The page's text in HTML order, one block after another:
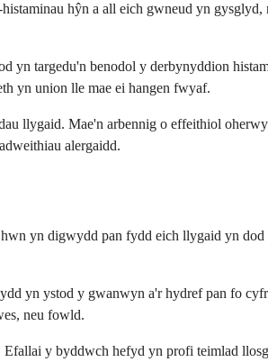
hŷn a all eich gwneud yn gysglyd,
targedu'n benodol y derbynyddion
yn union lle mae ei hangen fwyaf.
llygaid. Mae'n arbennig o effeithiol
alergaidd.
yn digwydd pan fydd eich llygaid yn dod
yn ystod y gwanwyn a'r hydref pan fo
neu fowld.
y byddwch hefyd yn profi teimlad